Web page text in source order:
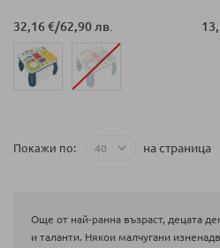
32,16 €/62,90 лв.
Покажи по на страница
Още от най-ранна възраст, децата
и таланти. Някои малчугани